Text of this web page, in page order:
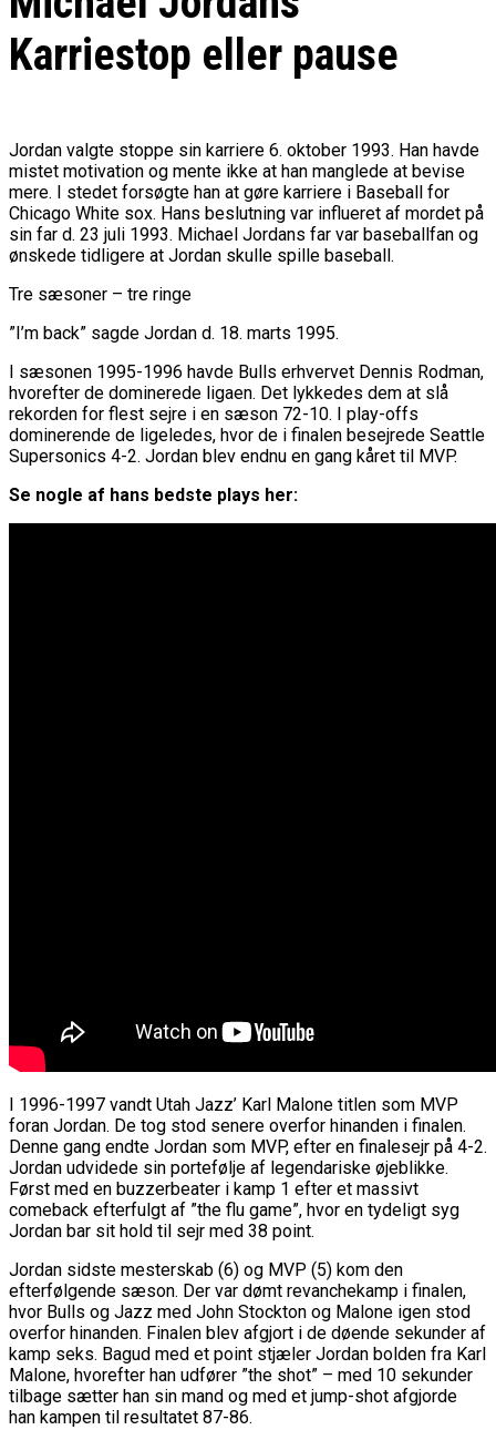
Karriestop eller pause
Jordan valgte stoppe sin karriere 6. oktober 1993. Han havde
mistet motivation og mente ikke at han manglede at bevise
mere. I stedet forsøgte han at gøre karriere i Baseball for
Chicago White sox. Hans beslutning var influeret af mordet på
sin far d. 23 juli 1993. Michael Jordans far var baseballfan og
ønskede tidligere at Jordan skulle spille baseball.
Tre sæsoner – tre ringe
”I’m back” sagde Jordan d. 18. marts 1995.
I sæsonen 1995-1996 havde Bulls erhvervet Dennis Rodman,
hvorefter de dominerede ligaen. Det lykkedes dem at slå
rekorden for flest sejre i en sæson 72-10. I play-offs
dominerende de ligeledes, hvor de i finalen besejrede Seattle
Supersonics 4-2. Jordan blev endnu en gang kåret til MVP.
Se nogle af hans bedste plays her:
I 1996-1997 vandt Utah Jazz’ Karl Malone titlen som MVP
foran Jordan. De tog stod senere overfor hinanden i finalen.
Denne gang endte Jordan som MVP, efter en finalesejr på 4-2.
Jordan udvidede sin portefølje af legendariske øjeblikke.
Først med en buzzerbeater i kamp 1 efter et massivt
comeback efterfulgt af ”the flu game”, hvor en tydeligt syg
Jordan bar sit hold til sejr med 38 point.
Jordan sidste mesterskab (6) og MVP (5) kom den
efterfølgende sæson. Der var dømt revanchekamp i finalen,
hvor Bulls og Jazz med John Stockton og Malone igen stod
overfor hinanden. Finalen blev afgjort i de døende sekunder af
kamp seks. Bagud med et point stjæler Jordan bolden fra Karl
Malone, hvorefter han udfører ”the shot” – med 10 sekunder
tilbage sætter han sin mand og med et jump-shot afgjorde
han kampen til resultatet 87-86.